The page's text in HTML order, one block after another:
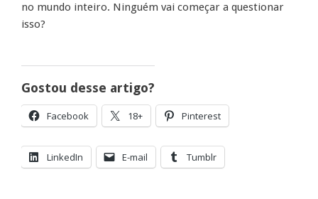
no mundo inteiro. Ninguém vai começar a questionar
isso?
Gostou desse artigo?
Facebook 18+ Pinterest
LinkedIn E-mail Tumblr